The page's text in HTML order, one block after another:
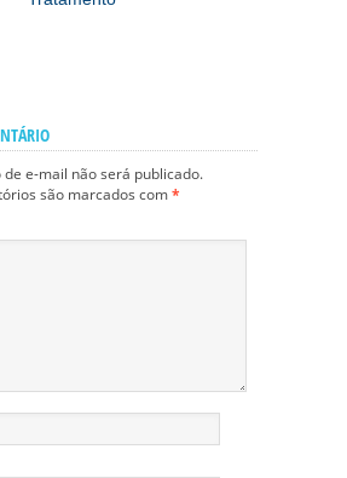
de e-mail não será publicado.
são marcados com*